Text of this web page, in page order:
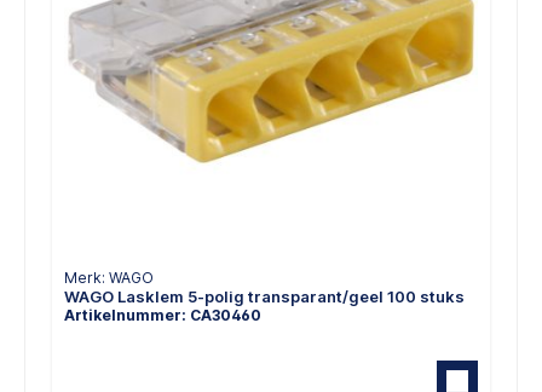
Merk: WAGO
WAGO Lasklem 5-polig transparant/geel 100 stuks
Artikelnummer: CA30460